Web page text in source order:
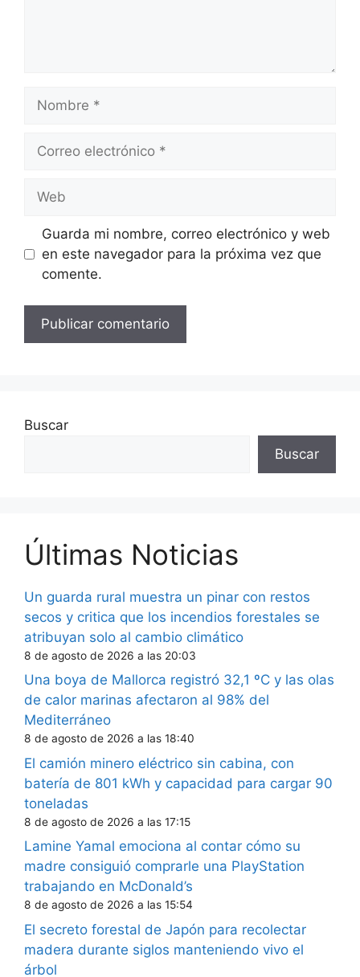
Nombre
Correo
Web
Guarda mi nombre, correo electrónico y web
en este navegador para la próxima vez que
comente.
Buscar
Buscar
Últimas Noticias
Un guarda rural muestra un pinar con restos
secos y critica que los incendios forestales se
atribuyan solo al cambio climático
8 de agosto de 2026 a las 20:03
Una boya de Mallorca registró 32,1 ºC y las olas
de calor marinas afectaron al 98% del
Mediterráneo
8 de agosto de 2026 a las 18:40
El camión minero eléctrico sin cabina, con
batería de 801 kWh y capacidad para cargar 90
toneladas
8 de agosto de 2026 a las 17:15
Lamine Yamal emociona al contar cómo su
madre consiguió comprarle una PlayStation
trabajando en McDonald’s
8 de agosto de 2026 a las 15:54
El secreto forestal de Japón para recolectar
madera durante siglos manteniendo vivo el
árbol